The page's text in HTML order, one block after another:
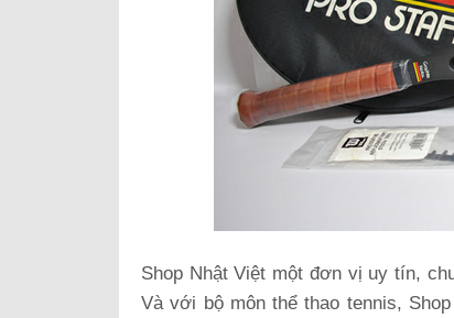
Shop Nhật Việt một đơn vị uy tín,
Và với bộ môn thể thao tennis,